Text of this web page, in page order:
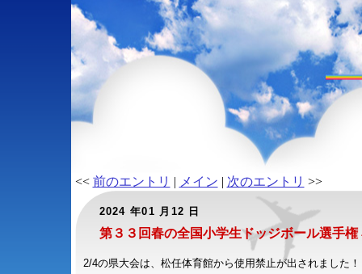
<< 前のエントリ | メイン | 次のエントリ >>
2024 年01 月12 日
第３３回春の全国小学生ドッジボール選手
2/4の県大会は、松任体育館から使用禁止が出されました！